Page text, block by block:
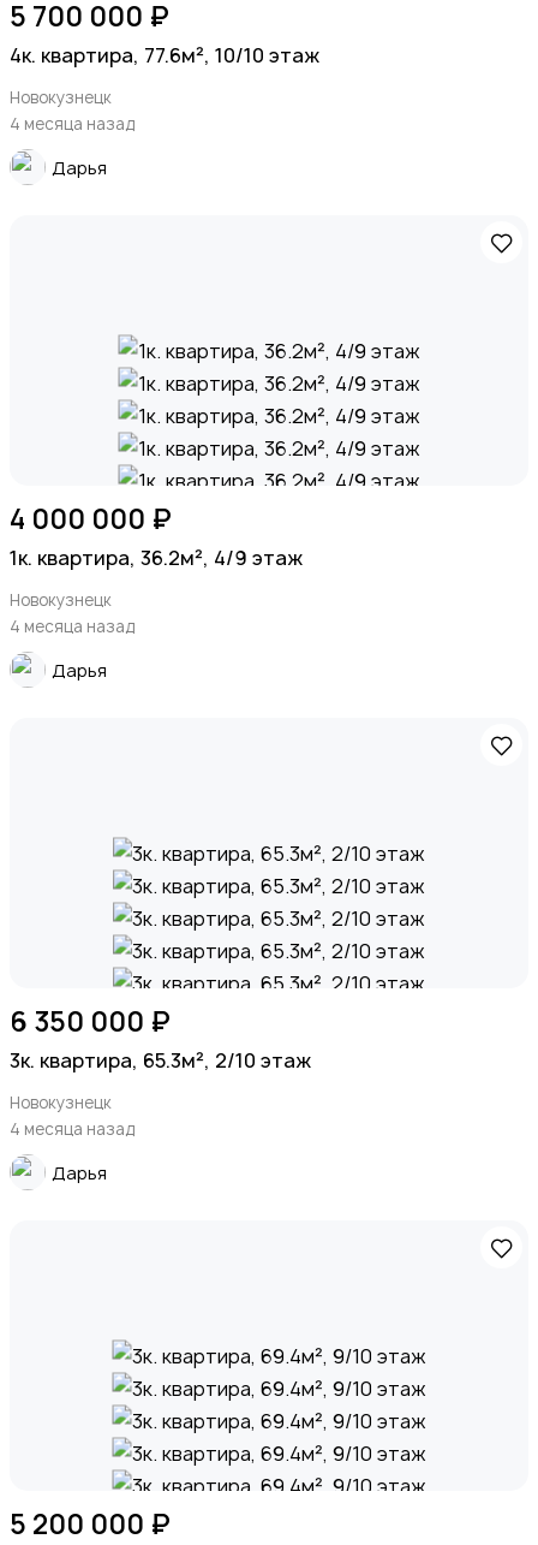
5 700 000 ₽
4к. квартира, 77.6м², 10/10 этаж
Новокузнецк
4 месяца назад
Дарья
4 000 000 ₽
1к. квартира, 36.2м², 4/9 этаж
Новокузнецк
4 месяца назад
Дарья
6 350 000 ₽
3к. квартира, 65.3м², 2/10 этаж
Новокузнецк
4 месяца назад
Дарья
5 200 000 ₽